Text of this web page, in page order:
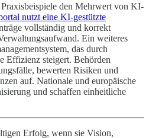
den Mehrwert von KI-
nutzt eine KI-gestützte
vollständig und korrekt
Ein weiteres
das durch
Effizienz steigert. Behörden
bewerten Risiken und
auf. Nationale und europäische
und schaffen einheitliche
Erfolg, wenn sie Vision,